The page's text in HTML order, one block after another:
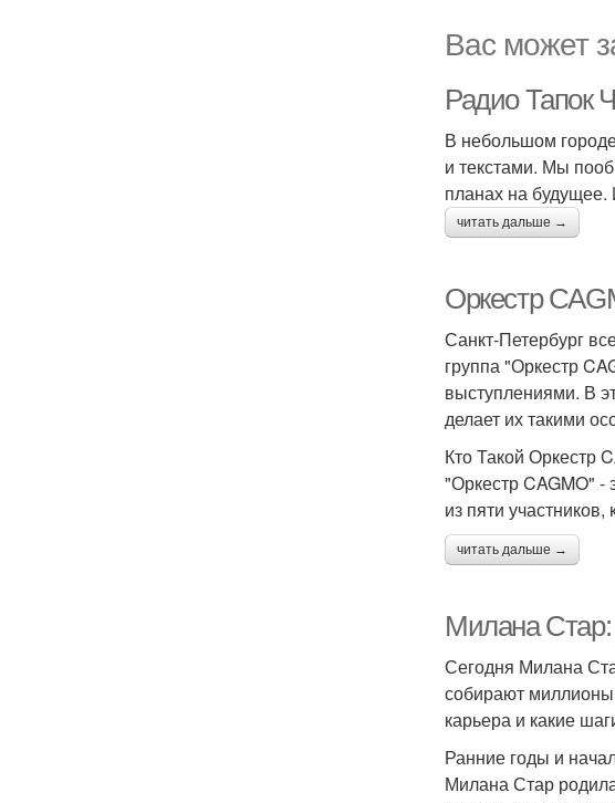
Вас может
Радио Тапок
В небольшом
и текстами. Мы
планах на будущее.
читать дальше →
Оркестр
Санкт-Петербург
группа "Оркестр
выступлениями. В
делает их такими
Кто Такой Оркестр
"Оркестр CAGMO" -
из пяти
читать дальше →
Милана Стар:
Сегодня Милана
собирают миллионы
карьера и какие
Ранние годы и
Милана Стар